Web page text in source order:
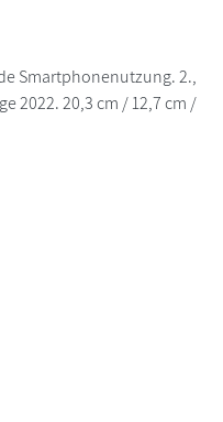
Smartphonenutzung. 2.,
2022. 20,3 cm / 12,7 cm /